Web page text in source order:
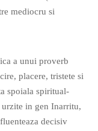
mediocru si
a unui proverb
placere, tristete si
spoiala spiritual-
urzite in gen Inarritu,
decisiv